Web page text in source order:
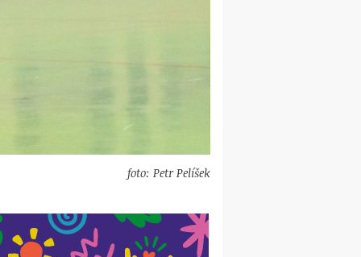
foto: Petr Pelíšek